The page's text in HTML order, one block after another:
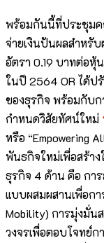
พร้อมกันนี้ที่ประชุม
จ่ายเงินปันผลสำหรั
อัตรา 0.19 บาทต่อหุ้
ในปี 2564 OR ได้ป
ของธุรกิจ พร้อมกับก
กำหนดวิสัยทัศน์ใหม่
หรือ “Empowering
พันธกิจใหม่เพื่อสร้า
ธุรกิจ 4 ด้าน คือ กา
แบบผสมผสานเพื่อกา
Mobility) การมุ่งมั่น
วงจรเพื่อตอบโจทย์